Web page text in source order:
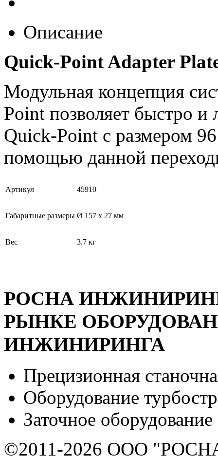
Описание
Quick-Point Adapter
Модульная концепция
Point позволяет быстро и
Quick-Point с размером
помощью данной
Артикул 45910
Габаритные размеры Ø 157 x 27 мм
Вес 3.7 кг
РОСНА
РЫНКЕ
ИНЖИНИРИНГА
Прецизионная
Оборудование
Заточное оборудование
©2011-2026 ООО